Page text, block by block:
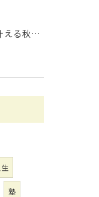
成績大幅UPを叶える秋の効率学習法
塾